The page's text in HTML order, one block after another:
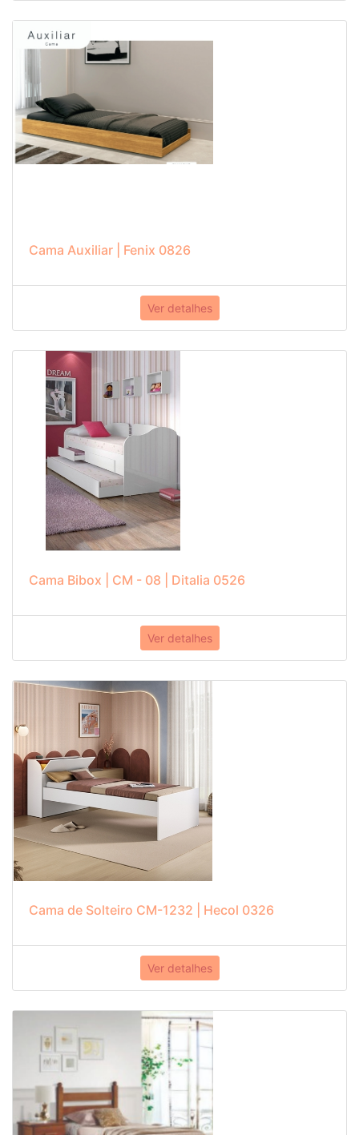
Cama Auxiliar | Fenix 0826
Ver detalhes
Cama Bibox | CM - 08 | Ditalia 0526
Ver detalhes
Cama de Solteiro CM-1232 | Hecol 0326
Ver detalhes